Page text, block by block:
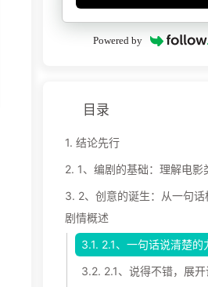
Powered by
目录
1. 结论先行
2. 1、编剧的基础：理解电影
3. 2、创意的诞生：从一句话
剧情概述
3.1. 2.1、一句话说清楚的
3.2. 2.1、说得不错，展开